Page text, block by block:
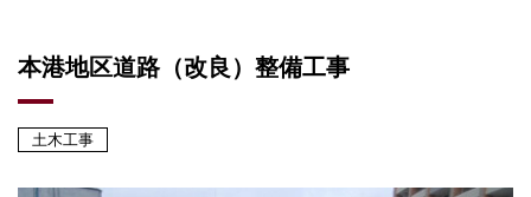
本港地区道路（改良）整備工事
土木工事